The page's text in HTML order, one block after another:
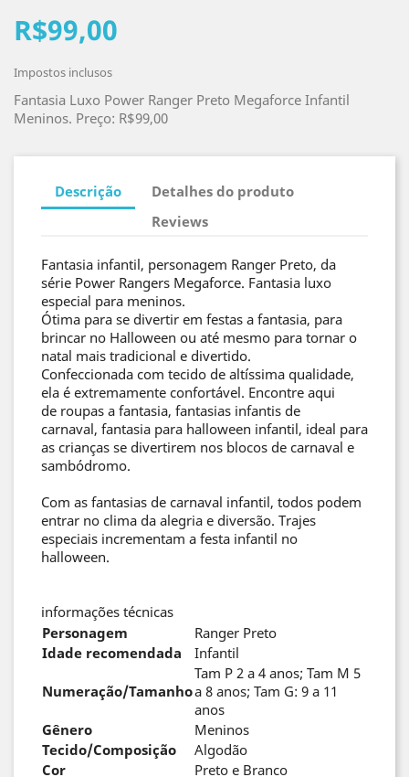
R$99,00
Impostos inclusos
Fantasia Luxo Power Ranger Preto Megaforce Infantil
Meninos. Preço: R$99,00
Descrição
Detalhes do produto
Reviews
Fantasia infantil, personagem Ranger Preto, da
série Power Rangers Megaforce. Fantasia luxo
especial para meninos.
Ótima para se divertir em festas a fantasia, para
brincar no Halloween ou até mesmo para tornar o
natal mais tradicional e divertido.
Confeccionada com tecido de altíssima qualidade,
ela é extremamente confortável. Encontre aqui
de roupas a fantasia, fantasias infantis de
carnaval, fantasia para halloween infantil, ideal para
as crianças se divertirem nos blocos de carnaval e
sambódromo.
Com as fantasias de carnaval infantil, todos podem
entrar no clima da alegria e diversão. Trajes
especiais incrementam a festa infantil no
halloween.
informações técnicas
Personagem
Ranger Preto
Idade recomendada
Infantil
Numeração/Tamanho
Tam P 2 a 4 anos; Tam M 5
a 8 anos; Tam G: 9 a 11
anos
Gênero
Meninos
Tecido/Composição
Algodão
Cor
Preto e Branco